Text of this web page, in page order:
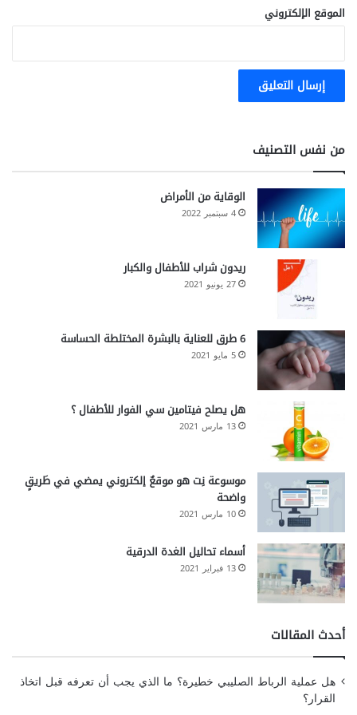
الموقع الإلكتروني
من نفس التصنيف
الوقاية من الأمراض
4 سبتمبر 2022
ريدون شراب للأطفال والكبار
27 يونيو 2021
6 طرق للعناية بالبشرة المختلطة الحساسة
5 مايو 2021
هل يصلح فيتامين سي الفوار للأطفال ؟
13 مارس 2021
موسوعة نِت هو موقعٌ إلكتروني يمضي في طَريقٍ
واضحة
10 مارس 2021
أسماء تحاليل الغدة الدرقية
13 فبراير 2021
أحدث المقالات
هل عملية الرباط الصليبي خطيرة؟ ما الذي يجب أن تعرفه قبل اتخاذ
القرار؟